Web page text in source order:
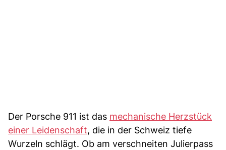
Der Porsche 911 ist das mechanische Herzstück
einer Leidenschaft, die in der Schweiz tiefe
Wurzeln schlägt. Ob am verschneiten Julierpass